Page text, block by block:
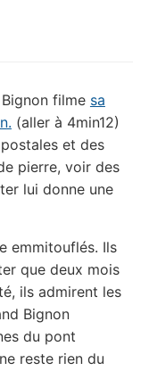
Bignon filme sa
(aller à 4min12)
et des
pierre, voir des
lui donne une
emmitouflés. Ils
que deux mois
ils admirent les
Bignon
du pont
reste rien du